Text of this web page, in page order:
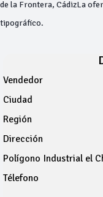
de la Frontera, CádizLa
tipográfico.
Vendedor
Ciudad
Región
Dirección
Polígono Industrial el
Télefono